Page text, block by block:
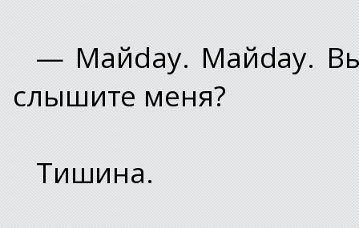
— Майday. Майday.
слышите меня?
Тишина.